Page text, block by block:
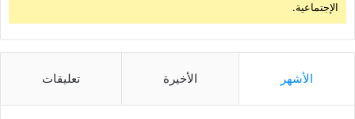
الإجتماعية.
الأشهر الأخيرة تعليقات